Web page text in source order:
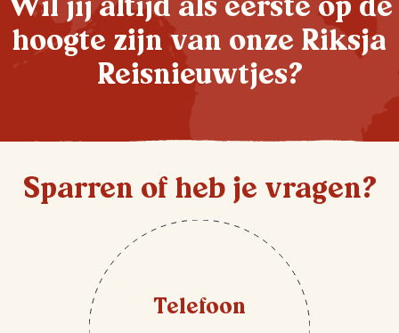
hoogte zijn van onze Riksja
Reisnieuwtjes?
Sparren of heb je vragen?
Telefoon